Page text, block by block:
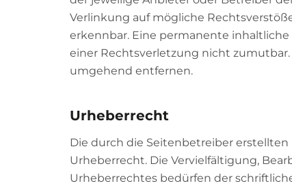
Verlinkung auf mögliche
erkennbar. Eine permanente
einer Rechtsverletzung nicht
umgehend entfernen.
Urheberrecht
Die durch die Seitenbetreiber
Urheberrecht. Die Vervielfältigung,
Urheberrechtes bedürfen der